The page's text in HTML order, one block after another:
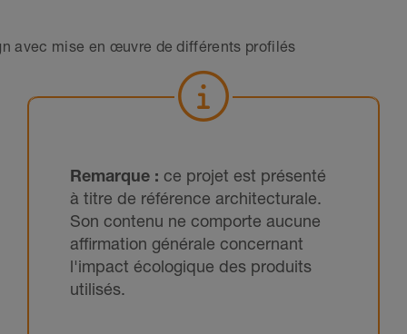
avec mise en œuvre de différents profilés
Remarque : ce projet est présenté
à titre de référence architecturale.
Son contenu ne comporte aucune
affirmation générale concernant
l'impact écologique des produits
utilisés.